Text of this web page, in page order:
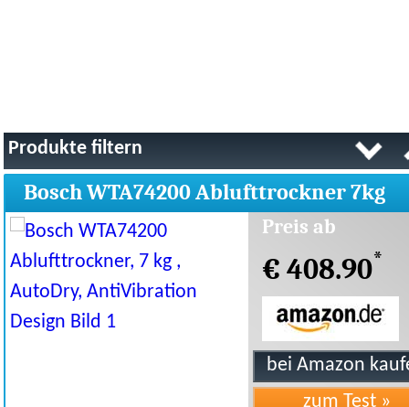
Produkte filtern
Bosch WTA74200 Ablufttrockner 7kg
AutoDry AntiVibratio
Preis ab
€ 408.90*